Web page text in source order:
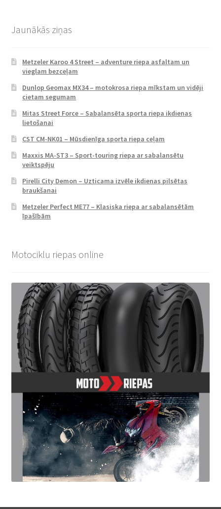
Jaunākās ziņas
Metzeler Karoo 4 Street – adventure riepa asfaltam un
vieglam bezceļam
Dunlop Geomax MX34 – motokrosa riepa mīkstam un vidēji
cietam segumam
Mitas Street Force – Sabalansēta sporta riepa ikdienas
lietošanai
CST CM-NK01 – Mūsdienīga sporta riepa ceļam
Maxxis MA-ST3 – Sport-touring riepa ar sabalansētu
veiktspēju
Pirelli City Demon – Uzticama izvēle ikdienas pilsētas
braukšanai
Metzeler Perfect ME77 – Klasiska riepa ar sabalansētām
īpašībām
Motociklu riepas online